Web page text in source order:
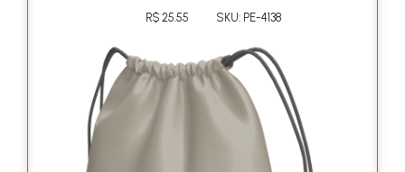
R$ 25.55 SKU: PE-4138